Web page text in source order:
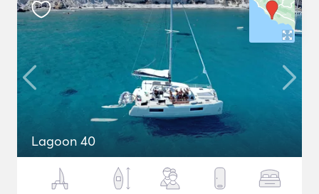
Lagoon 40